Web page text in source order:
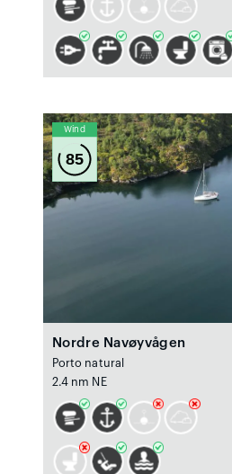
Wind
85
Nordre Navøyvågen
Porto natural
2.4 nm NE